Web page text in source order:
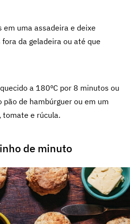
em uma assadeira e deixe
da geladeira ou até que
a 180ºC por 8 minutos ou
pão de hambúrguer ou em um
tomate e rúcula.
de minuto